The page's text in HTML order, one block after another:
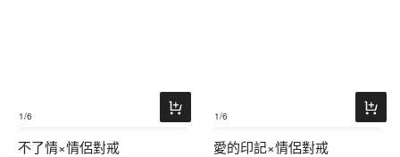
1/6
不了情×情侶對戒
1/6
愛的印記×情侶對戒